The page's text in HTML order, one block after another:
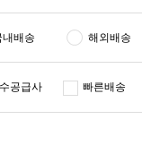
내배송 해외배송
공급사 빠른배송